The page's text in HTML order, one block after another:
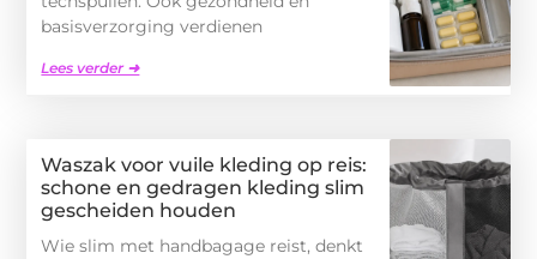
basisverzorging verdienen
Lees verder ➜
Waszak voor vuile kleding op reis:
schone en gedragen kleding slim
gescheiden houden
Wie slim met handbagage reist, denkt